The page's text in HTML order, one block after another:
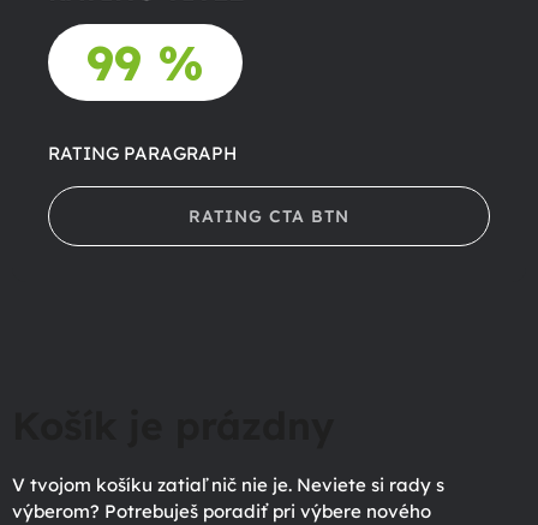
99 %
RATING PARAGRAPH
RATING CTA BTN
V tvojom košíku zatiaľ nič nie je. Neviete si rady s
výberom? Potrebuješ poradiť pri výbere nového